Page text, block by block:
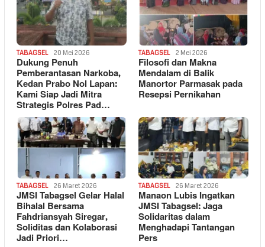
TABAGSEL 20 Mei 2026
Dukung Penuh
Pemberantasan Narkoba,
Kedan Prabo Nol Lapan:
Kami Siap Jadi Mitra
Strategis Polres Pad…
TABAGSEL 2 Mei 2026
Filosofi dan Makna
Mendalam di Balik
Manortor Parmasak pada
Resepsi Pernikahan
TABAGSEL 26 Maret 2026
JMSI Tabagsel Gelar Halal
Bihalal Bersama
Fahdriansyah Siregar,
Soliditas dan Kolaborasi
Jadi Priori…
TABAGSEL 26 Maret 2026
Manaon Lubis Ingatkan
JMSI Tabagsel: Jaga
Solidaritas dalam
Menghadapi Tantangan
Pers